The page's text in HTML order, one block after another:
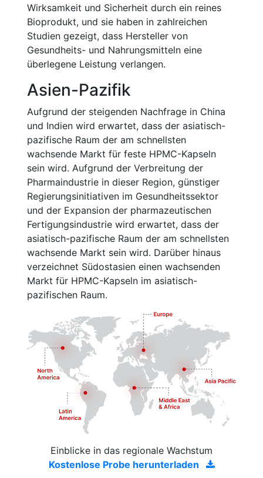
Wirksamkeit und Sicherheit durch ein reines
Bioprodukt, und sie haben in zahlreichen
Studien gezeigt, dass Hersteller von
Gesundheits- und Nahrungsmitteln eine
überlegene Leistung verlangen.
Asien-Pazifik
Aufgrund der steigenden Nachfrage in China
und Indien wird erwartet, dass der asiatisch-
pazifische Raum der am schnellsten
wachsende Markt für feste HPMC-Kapseln
sein wird. Aufgrund der Verbreitung der
Pharmaindustrie in dieser Region, günstiger
Regierungsinitiativen im Gesundheitssektor
und der Expansion der pharmazeutischen
Fertigungsindustrie wird erwartet, dass der
asiatisch-pazifische Raum der am schnellsten
wachsende Markt sein wird. Darüber hinaus
verzeichnet Südostasien einen wachsenden
Markt für HPMC-Kapseln im asiatisch-
pazifischen Raum.
Einblicke in das regionale Wachstum
Kostenlose Probe herunterladen